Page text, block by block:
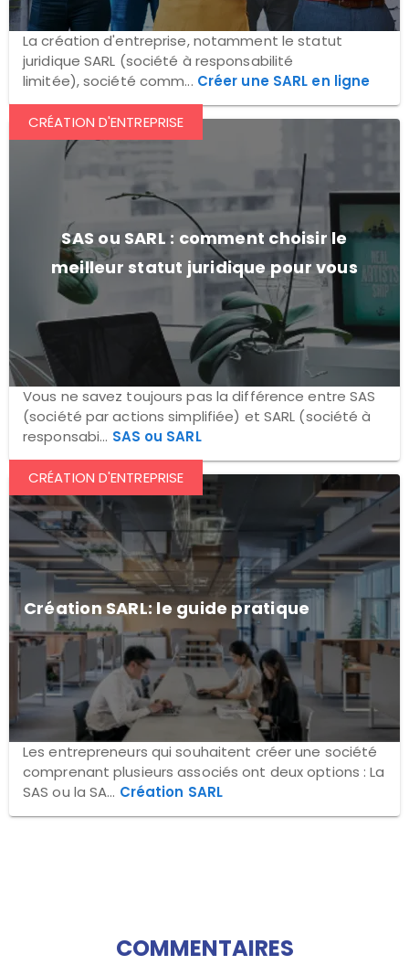
La création d'entreprise, notamment le statut
juridique SARL (société à responsabilité
limitée), société comm... Créer une SARL en ligne
SAS ou SARL : comment choisir le
meilleur statut juridique pour vous
CRÉATION D'ENTREPRISE
Vous ne savez toujours pas la différence entre SAS
(société par actions simplifiée) et SARL (société à
responsabi... SAS ou SARL
Création SARL: le guide pratique
CRÉATION D'ENTREPRISE
Les entrepreneurs qui souhaitent créer une société
comprenant plusieurs associés ont deux options : La
SAS ou la SA... Création SARL
COMMENTAIRES